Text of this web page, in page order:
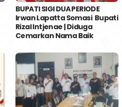
BUPATI SIGI DUA PERIODE
Irwan Lapatta Somasi Bupati
Rizal Intjenae | Diduga
Cemarkan Nama Baik